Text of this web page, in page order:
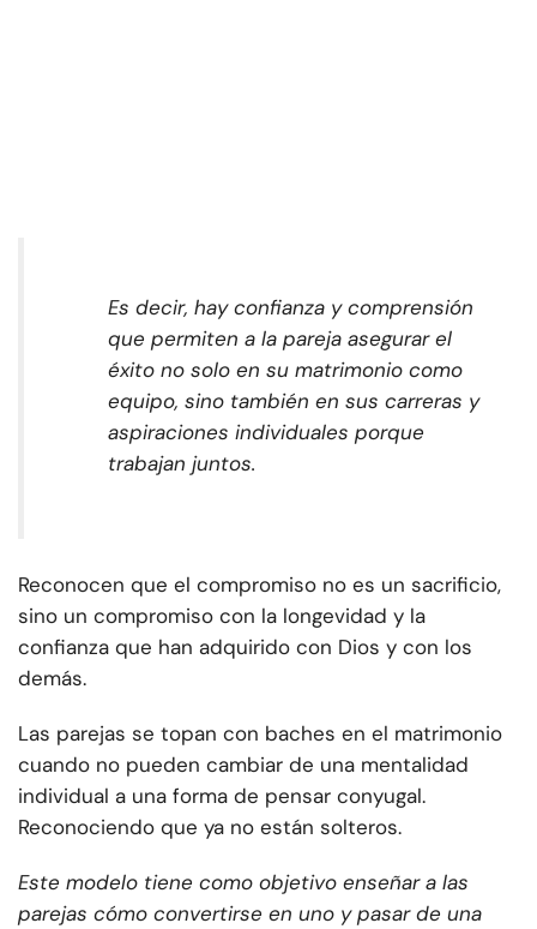
Es decir, hay confianza y comprensión
que permiten a la pareja asegurar el
éxito no solo en su matrimonio como
equipo, sino también en sus carreras y
aspiraciones individuales porque
trabajan juntos.
Reconocen que el compromiso no es un sacrificio,
sino un compromiso con la longevidad y la
confianza que han adquirido con Dios y con los
demás.
Las parejas se topan con baches en el matrimonio
cuando no pueden cambiar de una mentalidad
individual a una forma de pensar conyugal.
Reconociendo que ya no están solteros.
Este modelo tiene como objetivo enseñar a las
parejas cómo convertirse en uno y pasar de una